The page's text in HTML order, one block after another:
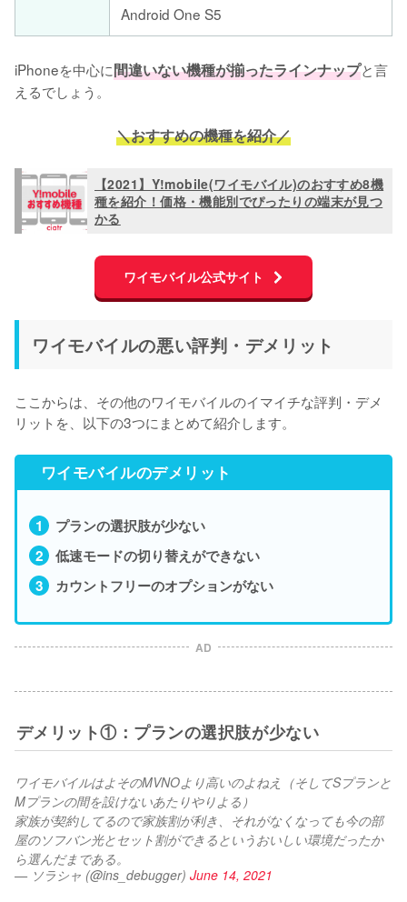
Android One S5
iPhoneを中心に間違いない機種が揃ったラインナップと言
えるでしょう。
＼おすすめの機種を紹介／
【2021】Y!mobile(ワイモバイル)のおすすめ8機
種を紹介！価格・機能別でぴったりの端末が見つ
かる
ワイモバイル公式サイト
ワイモバイルの悪い評判・デメリット
ここからは、その他のワイモバイルのイマイチな評判・デメ
リットを、以下の3つにまとめて紹介します。
ワイモバイルのデメリット
プランの選択肢が少ない
低速モードの切り替えができない
カウントフリーのオプションがない
AD
デメリット①：プランの選択肢が少ない
ワイモバイルはよそのMVNOより高いのよねえ（そしてSプランと
Mプランの間を設けないあたりやりよる）
家族が契約してるので家族割が利き、それがなくなっても今の部
屋のソフバン光とセット割ができるというおいしい環境だったか
ら選んだまである。
— ソラシャ (@ins_debugger) June 14, 2021